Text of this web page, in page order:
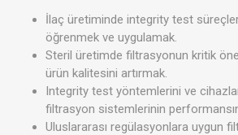
İlaç üretiminde integrity test
öğrenmek ve uygulamak.
Steril üretimde filtrasyonun kritik
ürün kalitesini artırmak.
Integrity test yöntemlerini ve
filtrasyon sistemlerinin
Uluslararası regülasyonlara uygun